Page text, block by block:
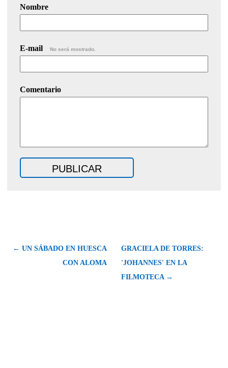
Nombre
E-mail No será mostrado.
Comentario
← UN SÁBADO EN HUESCA
CON ALOMA
GRACIELA DE TORRES:
'JOHANNES' EN LA
FILMOTECA →